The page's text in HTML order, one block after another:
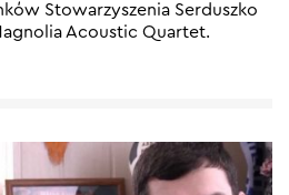
Stowarzyszenia Serduszko
Acoustic Quartet.